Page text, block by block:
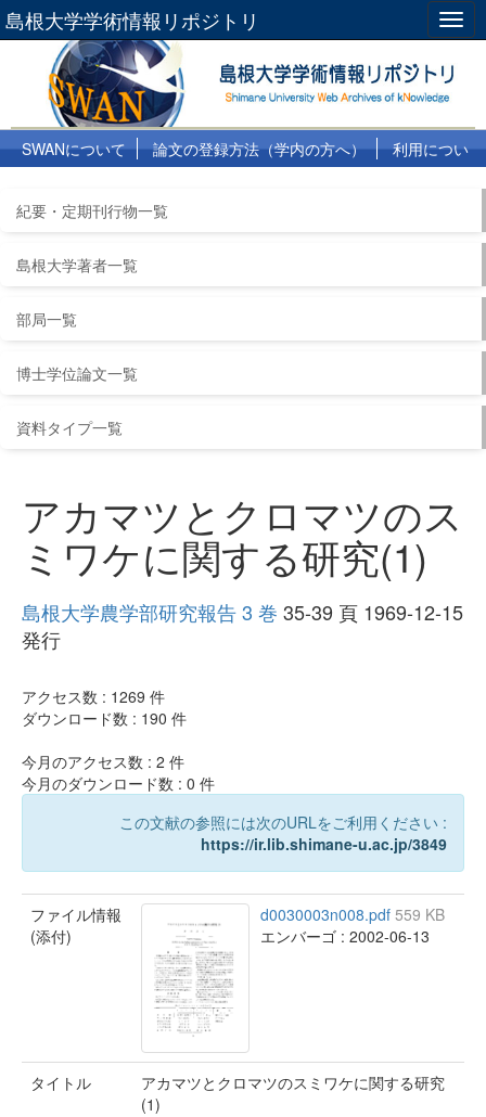
島根大学学術情報リポジトリ
SWANについて 論文の登録方法（学内の方へ）
利用につい
紀要・定期刊行物一覧
島根大学著者一覧
部局一覧
博士学位論文一覧
資料タイプ一覧
アカマツとクロマツのス
ミワケに関する研究(1)
島根大学農学部研究報告 3 巻 35-39 頁 1969-12-15
発行
アクセス数 : 1269 件
ダウンロード数 : 190 件
今月のアクセス数 : 2 件
今月のダウンロード数 : 0 件
この文献の参照には次のURLをご利用ください :
https://ir.lib.shimane-u.ac.jp/3849
ファイル情報
(添付)
d0030003n008.pdf 559 KB
エンバーゴ : 2002-06-13
タイトル
アカマツとクロマツのスミワケに関する研究
(1)